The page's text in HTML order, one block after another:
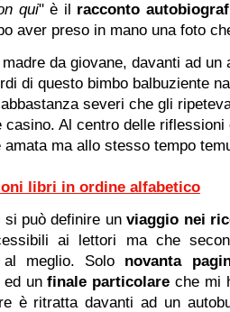
qui" è il racconto
aver preso in mano una foto
da giovane, davanti ad
di questo bimbo balbuziente
severi che gli
casino. Al centro delle
amata ma allo stesso tempo
libri in ordine alfabetico
si può definire unviaggio nei
ai lettori ma che
al meglio. Solo novanta
ed unfinale particolareche mi
è ritratta davanti ad un